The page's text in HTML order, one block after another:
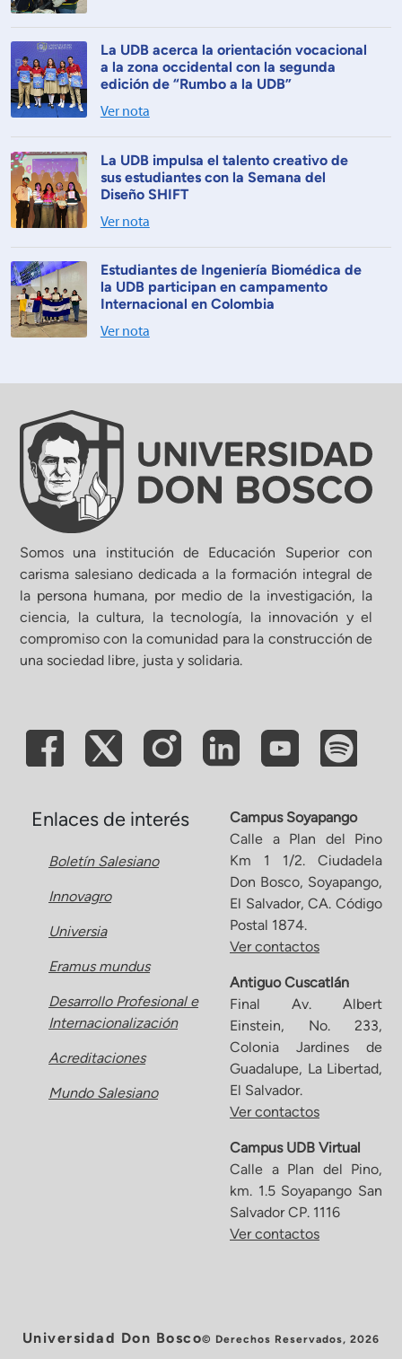
La UDB acerca la orientación vocacional
a la zona occidental con la segunda
edición de “Rumbo a la UDB”
Ver nota
La UDB impulsa el talento creativo de
sus estudiantes con la Semana del
Diseño SHIFT
Ver nota
Estudiantes de Ingeniería Biomédica de
la UDB participan en campamento
Internacional en Colombia
Ver nota
Somos una institución de Educación Superior con
carisma salesiano dedicada a la formación integral de
la persona humana, por medio de la investigación, la
ciencia, la cultura, la tecnología, la innovación y el
compromiso con la comunidad para la construcción de
una sociedad libre, justa y solidaria.
Enlaces de interés
Boletín Salesiano
Innovagro
Universia
Eramus mundus
Desarrollo Profesional e
Internacionalización
Acreditaciones
Mundo Salesiano
Campus Soyapango
Calle a Plan del Pino
Km 1 1/2. Ciudadela
Don Bosco, Soyapango,
El Salvador, CA. Código
Postal 1874.
Ver contactos
Antiguo Cuscatlán
Final Av. Albert
Einstein, No. 233,
Colonia Jardines de
Guadalupe, La Libertad,
El Salvador.
Ver contactos
Campus UDB Virtual
Calle a Plan del Pino,
km. 1.5 Soyapango San
Salvador CP. 1116
Ver contactos
Universidad Don Bosco© Derechos Reservados, 2026